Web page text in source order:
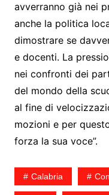
avverranno già nei
anche la politica
dimostrare se
e docenti. La
nei confronti dei
del mondo della
al fine di
mozioni e per
forza la sua voce”.
Calabria